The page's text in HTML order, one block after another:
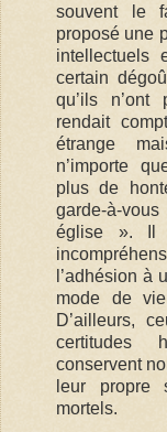
souvent le
proposé une
intellectuels
certain
qu’ils n’ont
rendait
étrange
n’importe
plus de
garde-à-
église ». Il
l’adhésion à
mode de
D’ailleurs,
certitudes
conservent
leur propre
mortels.